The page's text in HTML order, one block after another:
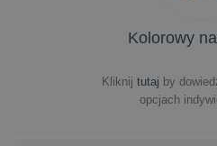
Kolorowy
Kliknij tutaj by
opcjach